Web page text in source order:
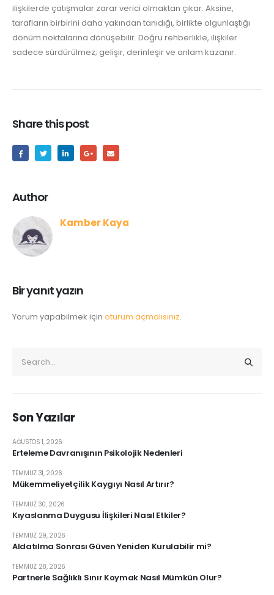
ilişkilerde çatışmalar zarar verici olmaktan çıkar. Aksine,
tarafların birbirini daha yakından tanıdığı, birlikte olgunlaştığı
dönüm noktalarına dönüşebilir. Doğru rehberlikle, ilişkiler
sadece sürdürülmez; gelişir, derinleşir ve anlam kazanır.
Share this post
Author
Kamber Kaya
Bir yanıt yazın
Yorum yapabilmek için oturum açmalısınız.
Son Yazılar
Erteleme Davranışının Psikolojik Nedenleri
AĞUSTOS 1, 2026
Mükemmeliyetçilik Kaygıyı Nasıl Artırır?
TEMMUZ 31, 2026
Kıyaslanma Duygusu İlişkileri Nasıl Etkiler?
TEMMUZ 30, 2026
Aldatılma Sonrası Güven Yeniden Kurulabilir mi?
TEMMUZ 29, 2026
Partnerle Sağlıklı Sınır Koymak Nasıl Mümkün Olur?
TEMMUZ 28, 2026